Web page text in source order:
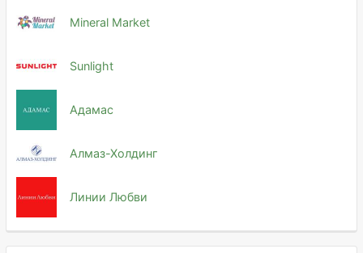
Mineral Market
Sunlight
Адамас
Алмаз-Холдинг
Линии Любви